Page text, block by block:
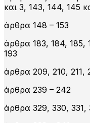
και 3, 143, 144, 145
άρθρα 148 – 153
άρθρα 183, 184, 185,
193
άρθρα 209, 210, 211,
άρθρα 239 – 242
άρθρα 329, 330, 331,